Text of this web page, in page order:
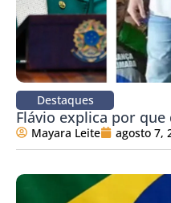
Destaques
Flávio explica por
Mayara Leite agosto 7,